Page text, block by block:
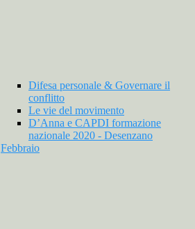
Difesa personale & Governare il
conflitto
Le vie del movimento
D’Anna e CAPDI formazione
nazionale 2020 - Desenzano
Febbraio